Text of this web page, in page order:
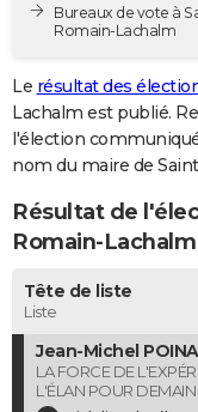
Destinations
City break
Voyage nature
Voyage de noces
Forum
PHOTO
GUIDES D'ACHAT
CARTE DE VOEUX
Carte de Noël
Carte Bonne année
Carte Saint-Valentin
Carte Pâques
Carte d'anniversaire
DICTIONNAIRE
COPAINS D'AVANT
S'inscrire
Se connecter
Lycées
Collèges
Primaires
Universités
Entreprises
Service militaire
Avis de recherche
AVIS DE DÉCÈS
Bureaux de vote à
Romain-Lachalm
Le résultat des
Lachalm est publié.
l'élection
nom du maire de
Résultat de
Romain-
Tête de liste
Liste
Jean-Michel
LA FORCE DE
L'ÉLAN POUR DEMAIN